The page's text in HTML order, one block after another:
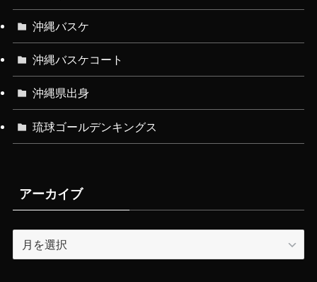
沖縄バスケ
沖縄バスケコート
沖縄県出身
琉球ゴールデンキングス
アーカイブ
ー